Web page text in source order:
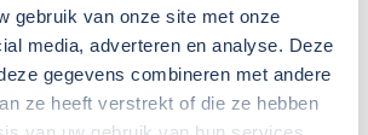
gebruik van onze site met onze
media, adverteren en analyse. Deze
gegevens combineren met andere
ze heeft verstrekt of die ze hebben